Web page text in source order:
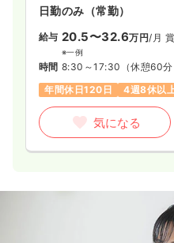
日勤のみ（常勤）
給与 20.5〜32.6万円/月
※一例
時間 8:30～17:30 （休憩60分
年間休日120日
4週8休以
気になる